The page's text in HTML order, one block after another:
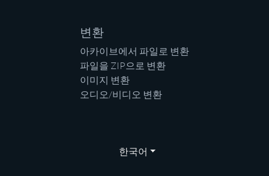
변환
아카이브에서 파일로 변환
파일을 ZIP으로 변환
이미지 변환
오디오/비디오 변환
한국어